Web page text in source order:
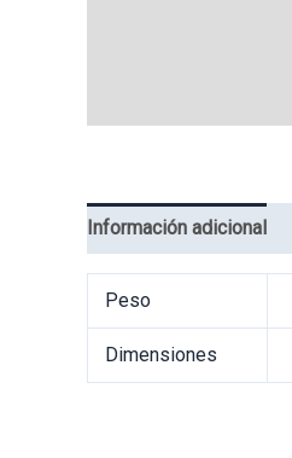
Información adicional
Peso
Dimensiones